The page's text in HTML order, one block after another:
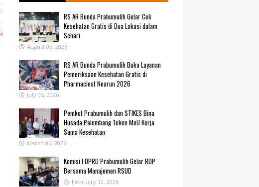
RS AR Bunda Prabumulih Gelar Cek
Kesehatan Gratis di Dua Lokasi dalam
Sehari
August 06, 2026
RS AR Bunda Prabumulih Buka Layanan
Pemeriksaan Kesehatan Gratis di
Pharmaciest Nearun 2026
July 05, 2026
Pemkot Prabumulih dan STIKES Bina
Husada Palembang Teken MoU Kerja
Sama Kesehatan
March 06, 2026
Komisi I DPRD Prabumulih Gelar RDP
Bersama Manajemen RSUD
February 12, 2026